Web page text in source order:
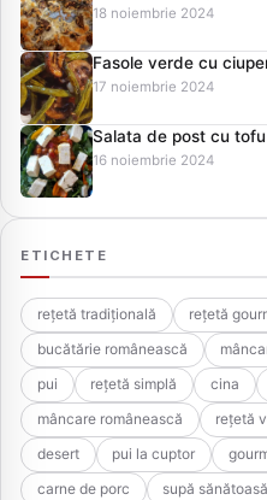
18 noiembrie 2024
Fasole verde cu
17 noiembrie 2024
Salata de post cu
16 noiembrie 2024
ETICHETE
rețetă tradițională rețetă
bucătărie românească
pui
rețetă simplă cina
mâncare românească
rețetă
desert
pui la cuptor
carne de porc
supă sănătoasă